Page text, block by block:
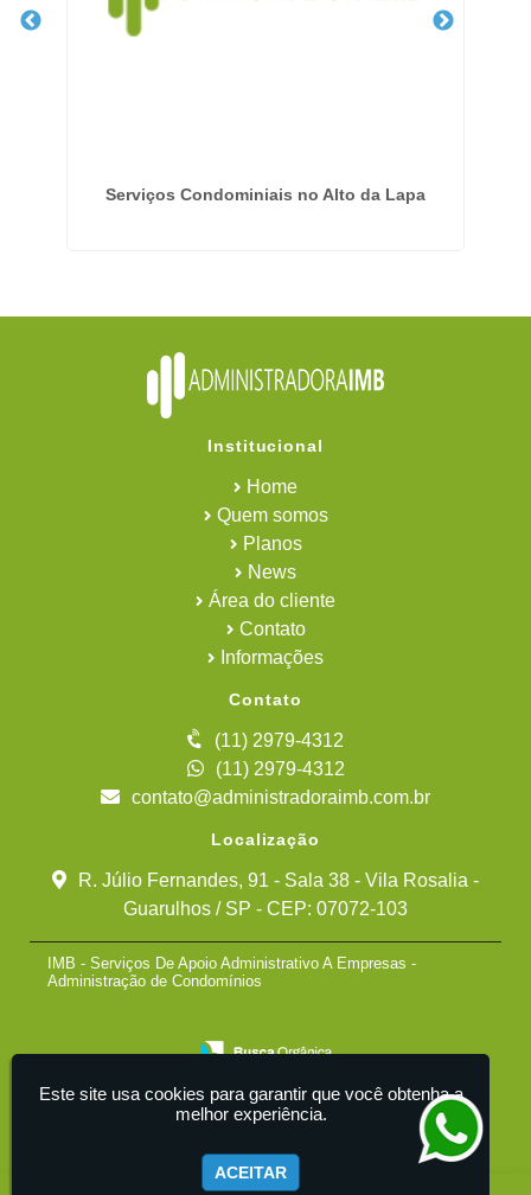
Serviços Condominiais no Alto da Lapa
Institucional
Home
Quem somos
Planos
News
Área do cliente
Contato
Informações
Contato
(11) 2979-4312
(11) 2979-4312
contato@administradoraimb.com.br
Localização
R. Júlio Fernandes, 91 - Sala 38 - Vila Rosalia -
Guarulhos / SP - CEP: 07072-103
IMB - Serviços De Apoio Administrativo A Empresas -
Administração de Condomínios
Este site usa cookies para garantir que você obtenha a
melhor experiência.
ACEITAR